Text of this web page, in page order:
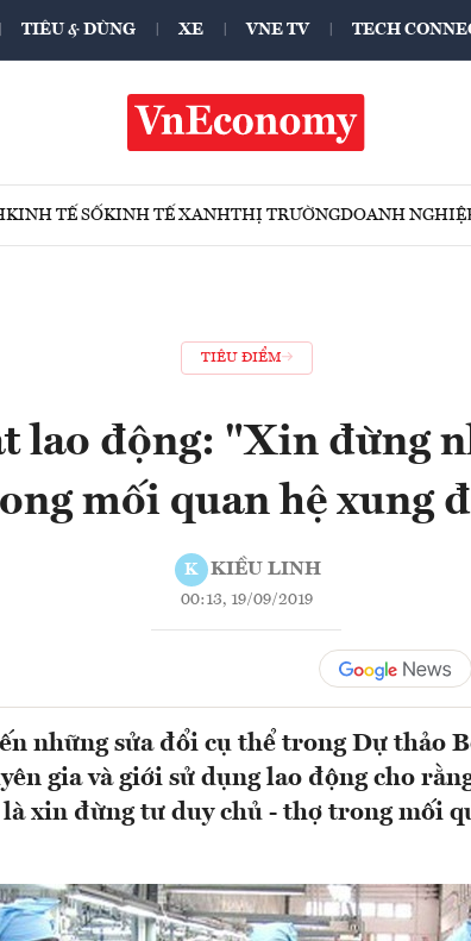
TIÊU & DÙNG XE VNE TV TECH
KINH TẾ SỐKINH TẾ XANHTHỊ TRƯỜNGDOANH
TIÊU ĐIỂM
lao động: "Xin đừng
mối quan hệ xung
K KIỀU LINH
00:13, 19/09/2019
những sửa đổi cụ thể trong Dự thảo
gia và giới sử dụng lao động cho
xin đừng tư duy chủ - thợ trong mối